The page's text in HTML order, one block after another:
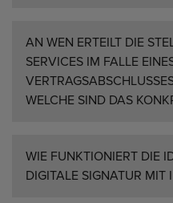
AN WEN ERTEILT DIE
SERVICES IM FALLE
WELCHE SIND DAS
WIE FUNKTIONIERT DIE
DIGITALE SIGNATUR MIT